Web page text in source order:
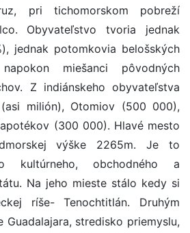
pri tichomorskom pobreží
Obyvateľstvo tvoria jednak
jednak potomkovia belošských
miešanci pôvodných
Z indiánskeho obyvateľstva
milión), Otomiov (500 000),
(300 000). Hlavé mesto
výške 2265m. Je to
kultúrneho, obchodného a
Na jeho mieste stálo kedy si
ríše- Tenochtitlán. Druhým
Guadalajara, stredisko priemyslu,